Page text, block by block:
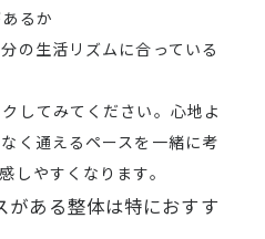
るか
の生活リズムに合っている
してみてください。心地よ
く通えるペースを一緒に考
しやすくなります。
がある整体は特におすす